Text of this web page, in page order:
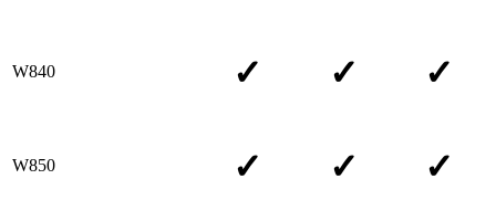
W840 ✓ ✓ ✓
W850 ✓ ✓ ✓